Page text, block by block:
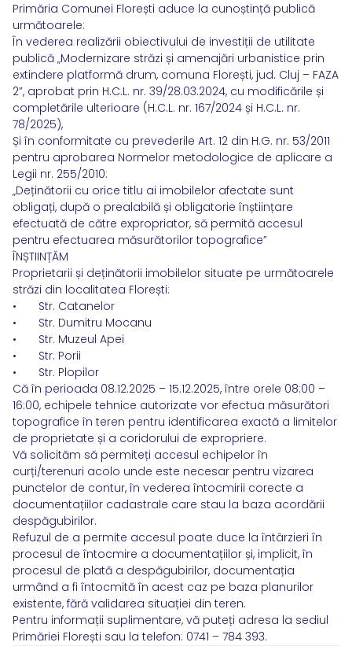
Primăria Comunei Florești aduce la cunoștință publică
următoarele:
În vederea realizării obiectivului de investiții de utilitate
publică „Modernizare străzi și amenajări urbanistice prin
extindere platformă drum, comuna Florești, jud. Cluj – FAZA
2”, aprobat prin H.C.L. nr. 39/28.03.2024, cu modificările și
completările ulterioare (H.C.L. nr. 167/2024 și H.C.L. nr.
78/2025),
Și în conformitate cu prevederile Art. 12 din H.G. nr. 53/2011
pentru aprobarea Normelor metodologice de aplicare a
Legii nr. 255/2010:
„Deținătorii cu orice titlu ai imobilelor afectate sunt
obligați, după o prealabilă și obligatorie înștiințare
efectuată de către expropriator, să permită accesul
pentru efectuarea măsurătorilor topografice”
ÎNȘTIINȚĂM
Proprietarii și deținătorii imobilelor situate pe următoarele
străzi din localitatea Florești:
• Str. Catanelor
• Str. Dumitru Mocanu
• Str. Muzeul Apei
• Str. Porii
• Str. Plopilor
Că în perioada 08.12.2025 – 15.12.2025, între orele 08:00 –
16:00, echipele tehnice autorizate vor efectua măsurători
topografice în teren pentru identificarea exactă a limitelor
de proprietate și a coridorului de expropriere.
Vă solicităm să permiteți accesul echipelor în
curți/terenuri acolo unde este necesar pentru vizarea
punctelor de contur, în vederea întocmirii corecte a
documentațiilor cadastrale care stau la baza acordării
despăgubirilor.
Refuzul de a permite accesul poate duce la întârzieri în
procesul de întocmire a documentațiilor și, implicit, în
procesul de plată a despăgubirilor, documentația
urmând a fi întocmită în acest caz pe baza planurilor
existente, fără validarea situației din teren.
Pentru informații suplimentare, vă puteți adresa la sediul
Primăriei Florești sau la telefon: 0741 – 784 393.